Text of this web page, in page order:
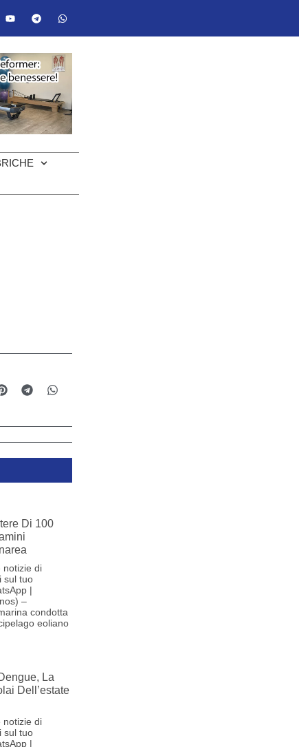
Di 100
notizie di
sul tuo
|
–
condotta
eoliano
La
Dell’estate
notizie di
sul tuo
|